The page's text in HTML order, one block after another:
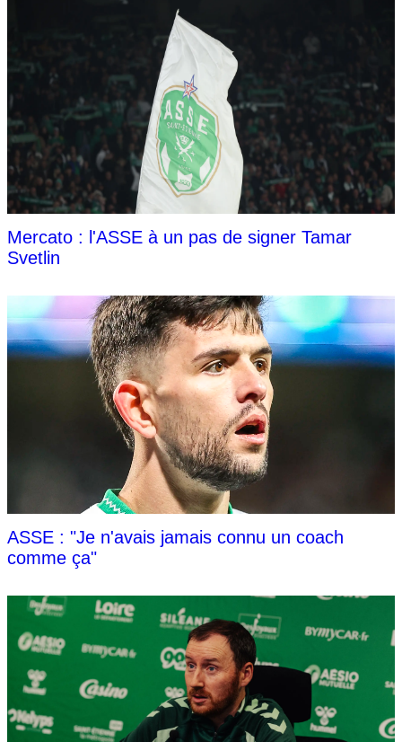
Mercato : l'ASSE à un pas de signer Tamar
Svetlin
ASSE : "Je n'avais jamais connu un coach
comme ça"